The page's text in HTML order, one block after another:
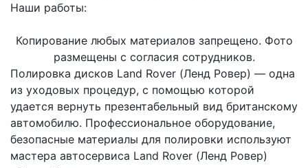
Наши работы:
Копирование любых материалов запрещено. Фото
размещены с согласия сотрудников.
Полировка дисков Land Rover (Ленд Ровер) — одна
из уходовых процедур, с помощью которой
удается вернуть презентабельный вид британскому
автомобилю. Профессиональное оборудование,
безопасные материалы для полировки используют
мастера автосервиса Land Rover (Ленд Ровер)